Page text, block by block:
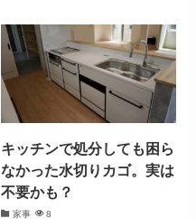
キッチンで処分しても困ら
なかった水切りカゴ。実は
不要かも？
家事 8